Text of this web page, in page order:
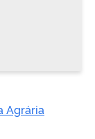
Agrária